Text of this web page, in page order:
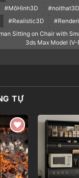
#MôHình3D
#noithat3D
#Realistic3D
Sitting on Chair with
3ds Max Model
TỰ
Add to
wishlist